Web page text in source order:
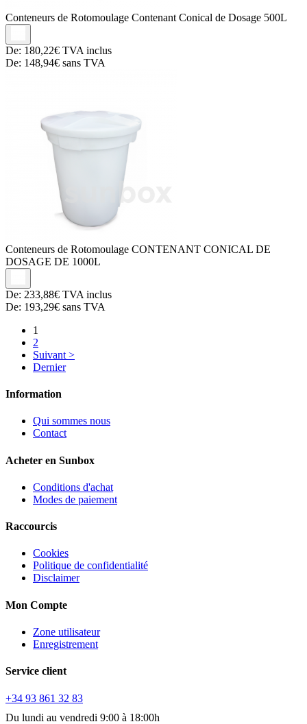
Conteneurs de Rotomoulage Contenant Conical de Dosage 500L
De: 180,22€ TVA inclus
De: 148,94€ sans TVA
Conteneurs de Rotomoulage CONTENANT CONICAL DE
DOSAGE DE 1000L
De: 233,88€ TVA inclus
De: 193,29€ sans TVA
1
2
Suivant >
Dernier
Information
Qui sommes nous
Contact
Acheter en Sunbox
Conditions d'achat
Modes de paiement
Raccourcis
Cookies
Politique de confidentialité
Disclaimer
Mon Compte
Zone utilisateur
Enregistrement
Service client
+34 93 861 32 83
Du lundi au vendredi 9:00 à 18:00h